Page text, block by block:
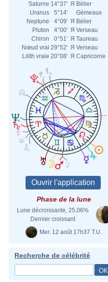
Saturne 14°37' Я Bélier
Uranus
5°14'
Gémeaux
Neptune
4°09' Я Bélier
Pluton
4°00' Я Verseau
Chiron
0°51' Я Taureau
Nœud vrai 29°52' Я Verseau
Lilith vraie 20°08' Я Capricorne
Phase de la lune
Lune décroissante, 25.06%
Dernier croissant
Mer. 12 août 17h37 T.U.
Recherche de célébrité